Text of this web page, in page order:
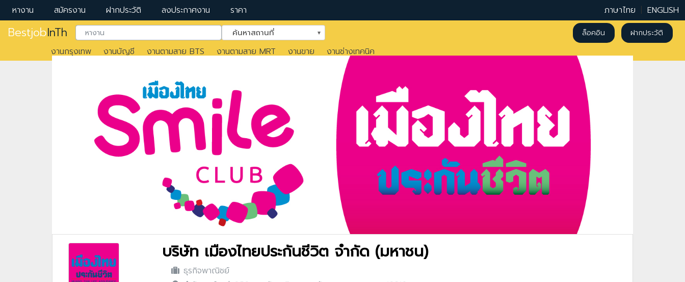
หางาน สมัครงาน ฝากประวัติ ลงประกาศงาน ราคา ภาษาไทย ENGLISH
BestjobInTh ค้นหาสถานที่ ล็อคอิน ฝากประวัติ
งานกรุงเทพ งานบัญชี งานตามสาย BTS งานตามสาย MRT งานขาย งานช่างเทคนิค
บริษัท เมืองไทยประกันชีวิต จำกัด (มหาชน)
ธุรกิจพาณิชย์